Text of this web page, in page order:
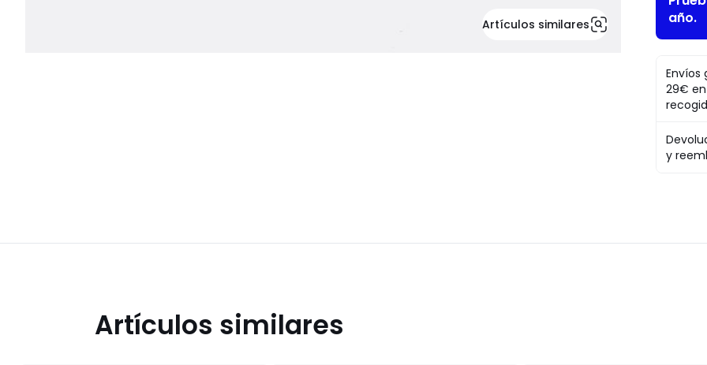
Artículos similares
año.
Envíos
29€
y
Artículos similares